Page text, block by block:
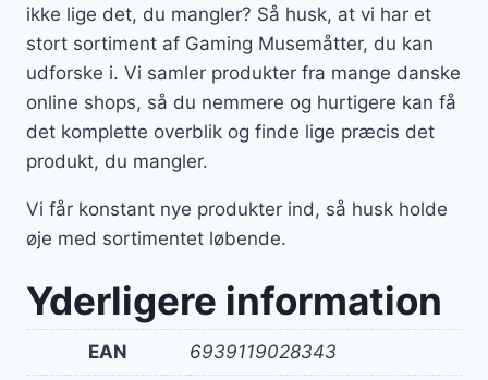
ikke lige det, du mangler? Så husk, at vi har et
stort sortiment af Gaming Musemåtter, du kan
udforske i. Vi samler produkter fra mange danske
online shops, så du nemmere og hurtigere kan få
det komplette overblik og finde lige præcis det
produkt, du mangler.
Vi får konstant nye produkter ind, så husk holde
øje med sortimentet løbende.
Yderligere information
EAN 6939119028343